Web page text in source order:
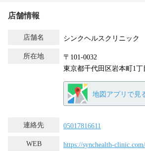
店舗情報
店舗名 シンクヘルスクリニック
所在地
〒101-0032
東京都千代田区岩本町1
地図アプリで見
連絡先 05017816611
WEB https://synchealth-clinic.com/